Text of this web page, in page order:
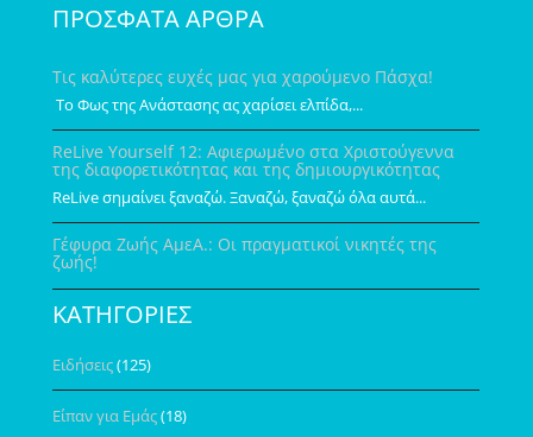
ΠΡΟΣΦΑΤΑ ΑΡΘΡΑ
Τις καλύτερες ευχές μας για χαρούμενο Πάσχα!
Το Φως της Ανάστασης ας χαρίσει ελπίδα,...
ReLive Yourself 12: Αφιερωμένο στα Χριστούγεννα
της διαφορετικότητας και της δημιουργικότητας
ReLive σημαίνει ξαναζώ. Ξαναζώ, ξαναζώ όλα αυτά...
Γέφυρα Ζωής ΑμεΑ.: Οι πραγματικοί νικητές της
ζωής!
ΚΑΤΗΓΟΡΙΕΣ
Ειδήσεις(125)
Είπαν για Εμάς(18)